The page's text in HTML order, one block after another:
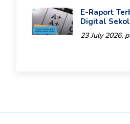
E-Raport
Digital
23 July 2026,